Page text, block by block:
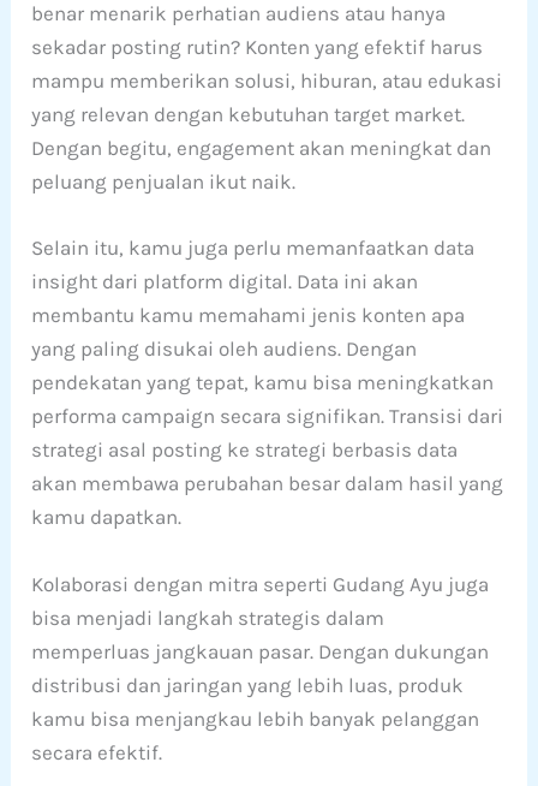
benar menarik perhatian audiens atau hanya
sekadar posting rutin? Konten yang efektif harus
mampu memberikan solusi, hiburan, atau edukasi
yang relevan dengan kebutuhan target market.
Dengan begitu, engagement akan meningkat dan
peluang penjualan ikut naik.
Selain itu, kamu juga perlu memanfaatkan data
insight dari platform digital. Data ini akan
membantu kamu memahami jenis konten apa
yang paling disukai oleh audiens. Dengan
pendekatan yang tepat, kamu bisa meningkatkan
performa campaign secara signifikan. Transisi dari
strategi asal posting ke strategi berbasis data
akan membawa perubahan besar dalam hasil yang
kamu dapatkan.
Kolaborasi dengan mitra seperti Gudang Ayu juga
bisa menjadi langkah strategis dalam
memperluas jangkauan pasar. Dengan dukungan
distribusi dan jaringan yang lebih luas, produk
kamu bisa menjangkau lebih banyak pelanggan
secara efektif.